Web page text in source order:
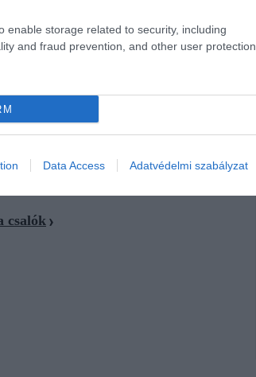
enable storage related to security, including
and fraud prevention, and other user protection.
Data Access Adatvédelmi szabályzat
adathalász weboldalra irányítja a
hanem bankkártya-számukat és online
csalók